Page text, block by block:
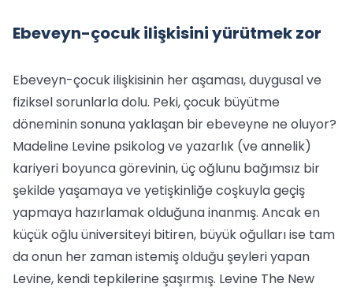
Ebeveyn-çocuk ilişkisini yürütmek zor
Ebeveyn-çocuk ilişkisinin her aşaması, duygusal ve
fiziksel sorunlarla dolu. Peki, çocuk büyütme
döneminin sonuna yaklaşan bir ebeveyne ne oluyor?
Madeline Levine psikolog ve yazarlık (ve annelik)
kariyeri boyunca görevinin, üç oğlunu bağımsız bir
şekilde yaşamaya ve yetişkinliğe coşkuyla geçiş
yapmaya hazırlamak olduğuna inanmış. Ancak en
küçük oğlu üniversiteyi bitiren, büyük oğulları ise tam
da onun her zaman istemiş olduğu şeyleri yapan
Levine, kendi tepkilerine şaşırmış. Levine The New